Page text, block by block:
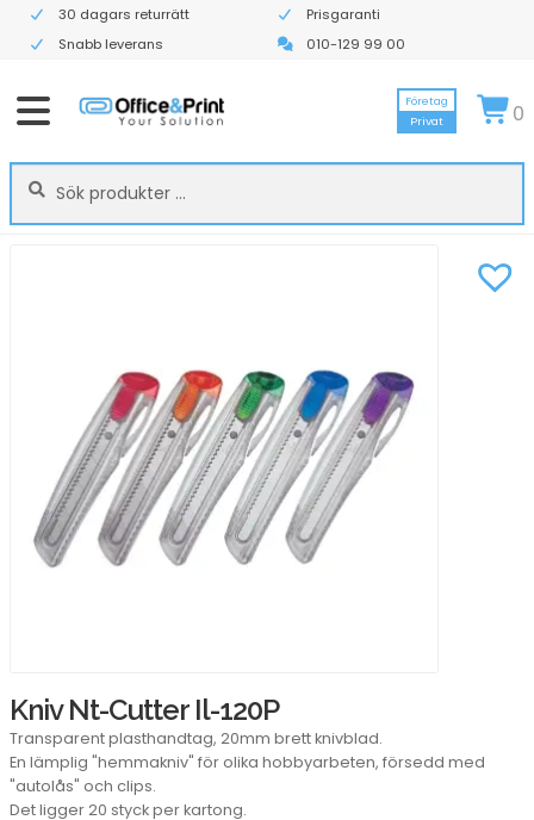
30 dagars returrätt
Prisgaranti
Snabb leverans
010-129 99 00
Sök
efter:
Sök
Företag
Privat
0
Kniv Nt-Cutter Il-120P
Transparent plasthandtag, 20mm brett knivblad.
En lämplig "hemmakniv" för olika hobbyarbeten, försedd med
"autolås" och clips.
Det ligger 20 styck per kartong.